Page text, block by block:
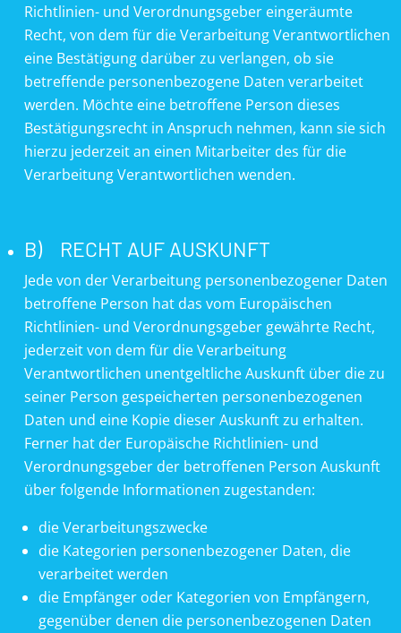
Richtlinien- und Verordnungsgeber eingeräumte
Recht, von dem für die Verarbeitung Verantwortlichen
eine Bestätigung darüber zu verlangen, ob sie
betreffende personenbezogene Daten verarbeitet
werden. Möchte eine betroffene Person dieses
Bestätigungsrecht in Anspruch nehmen, kann sie sich
hierzu jederzeit an einen Mitarbeiter des für die
Verarbeitung Verantwortlichen wenden.
B) RECHT AUF AUSKUNFT
Jede von der Verarbeitung personenbezogener Daten
betroffene Person hat das vom Europäischen
Richtlinien- und Verordnungsgeber gewährte Recht,
jederzeit von dem für die Verarbeitung
Verantwortlichen unentgeltliche Auskunft über die zu
seiner Person gespeicherten personenbezogenen
Daten und eine Kopie dieser Auskunft zu erhalten.
Ferner hat der Europäische Richtlinien- und
Verordnungsgeber der betroffenen Person Auskunft
über folgende Informationen zugestanden:
die Verarbeitungszwecke
die Kategorien personenbezogener Daten, die
verarbeitet werden
die Empfänger oder Kategorien von Empfängern,
gegenüber denen die personenbezogenen Daten